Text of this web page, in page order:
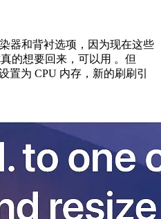
器和背衬选项 ，因为现在这些
的想要回来，可以用 。但
置为 CPU 内存，新的刷刷引